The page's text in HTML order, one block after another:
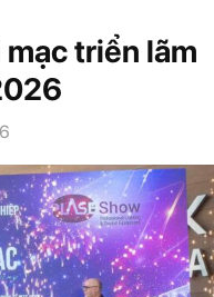
triển lãm